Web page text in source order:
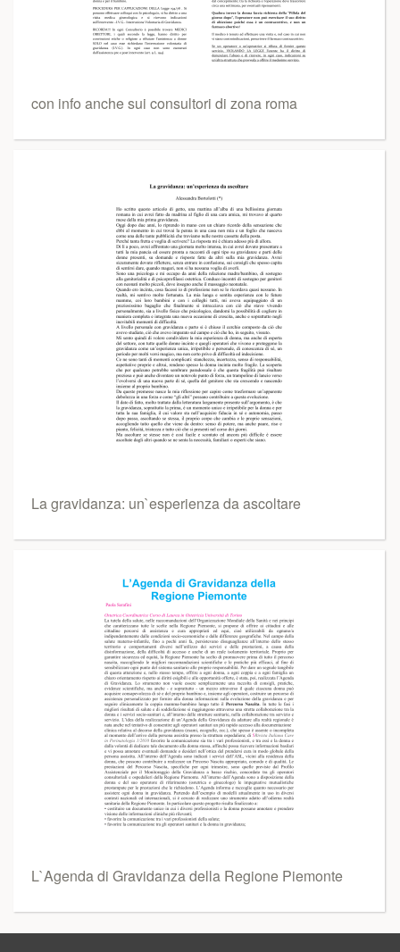
con info anche sui consultori di zona roma
La gravidanza: un`esperienza da ascoltare
L`Agenda di Gravidanza della Regione Piemonte